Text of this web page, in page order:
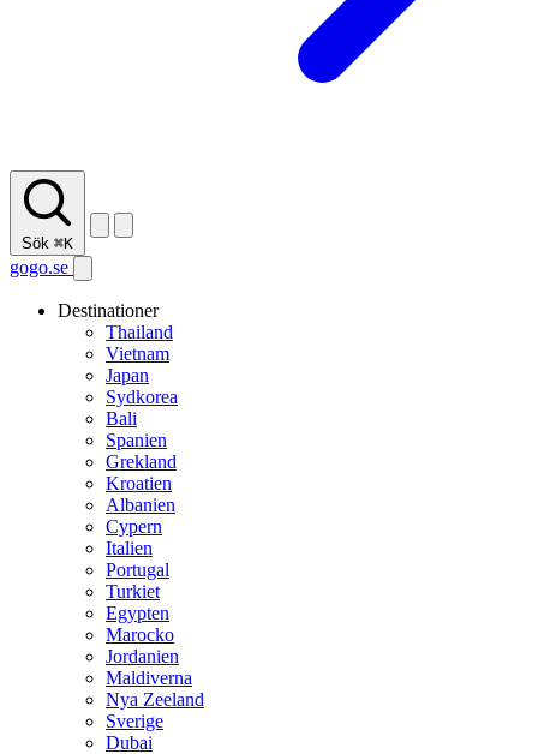
Sök ⌘K
gogo.se
Destinationer
Thailand
Vietnam
Japan
Sydkorea
Bali
Spanien
Grekland
Kroatien
Albanien
Cypern
Italien
Portugal
Turkiet
Egypten
Marocko
Jordanien
Maldiverna
Nya Zeeland
Sverige
Dubai